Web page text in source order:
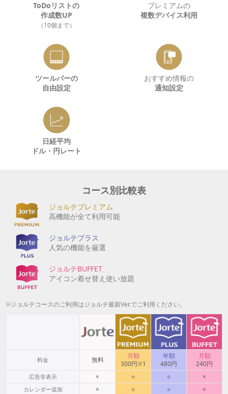
ToDoリストの
作成数UP
（10個まで）
プレミアムの
複数デバイス利用
ツールバーの
自由設定
おすすめ情報の
通知設定
日経平均
ドル・円レート
コース別比較表
ジョルテプレミアム
高機能が全て利用可能
ジョルテプラス
人気の機能を厳選
ジョルテBUFFET
アイコン着せ替え使い放題
※ジョルテコースのご利用はジョルテ最新Ver.でご利用ください。
料金 無料
月額
300円※1
年額
480円
月額
240円
広告非表示 × ○ ○ ×
カレンダー追加 × ○ ○ ×